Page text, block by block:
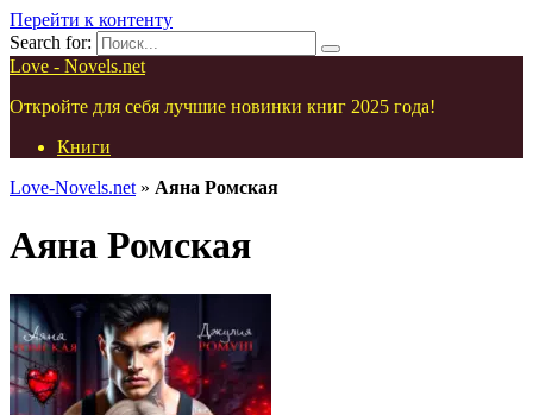
Перейти к контенту
Search for:
Love - Novels.net
Откройте для себя лучшие новинки книг 2025 года!
Книги
Love-Novels.net » Аяна Ромская
Аяна Ромская